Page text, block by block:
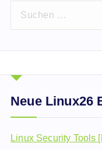
h
n
n
h
Neue Linux26
Linux Security Tools